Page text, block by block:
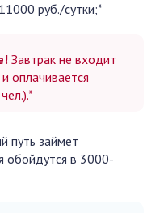
руб./сутки;*
Завтрак не входит
оплачивается
путь займет
обойдутся в 3000-